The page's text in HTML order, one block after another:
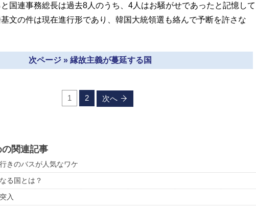
国連事務総長は過去8人のうち、4人はお騒がせであったと記憶して
文の件は現在進行形であり、韓国大統領選も絡んで予断を許さな
次ページ » 縁故主義が蔓延する国
1 2 次へ
関連記事
きのバスが人気なワケ
る国とは？
入